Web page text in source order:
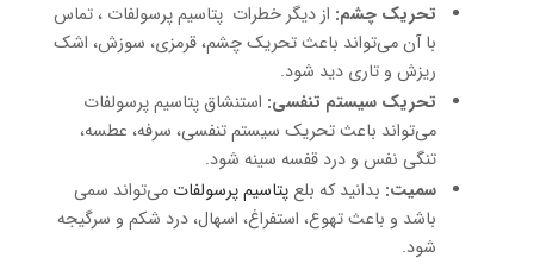
تحریک چشم: از دیگر خطرات پتاسیم پرسولفات ، تماس
با آن می‌تواند باعث تحریک چشم، قرمزی، سوزش، اشک
ریزش و تاری دید شود.
تحریک سیستم تنفسی: استنشاق پتاسیم پرسولفات
می‌تواند باعث تحریک سیستم تنفسی، سرفه، عطسه،
تنگی نفس و درد قفسه سینه شود.
سمیت: بدانید که بلعپتاسیم پرسولفات می‌تواند سمی
باشد و باعث تهوع، استفراغ، اسهال، درد شکم و سرگیجه
شود.